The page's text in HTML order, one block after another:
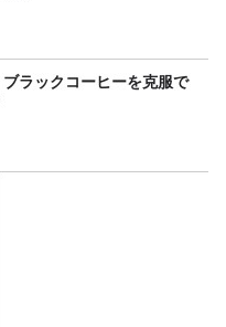
ラックコーヒーを克服で